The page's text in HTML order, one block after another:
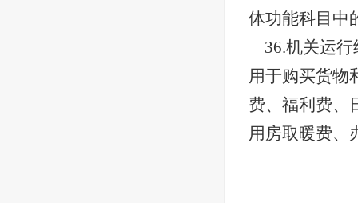
体功能科目中
36.机关运
用于购买货物
费、福利费、
用房取暖费、